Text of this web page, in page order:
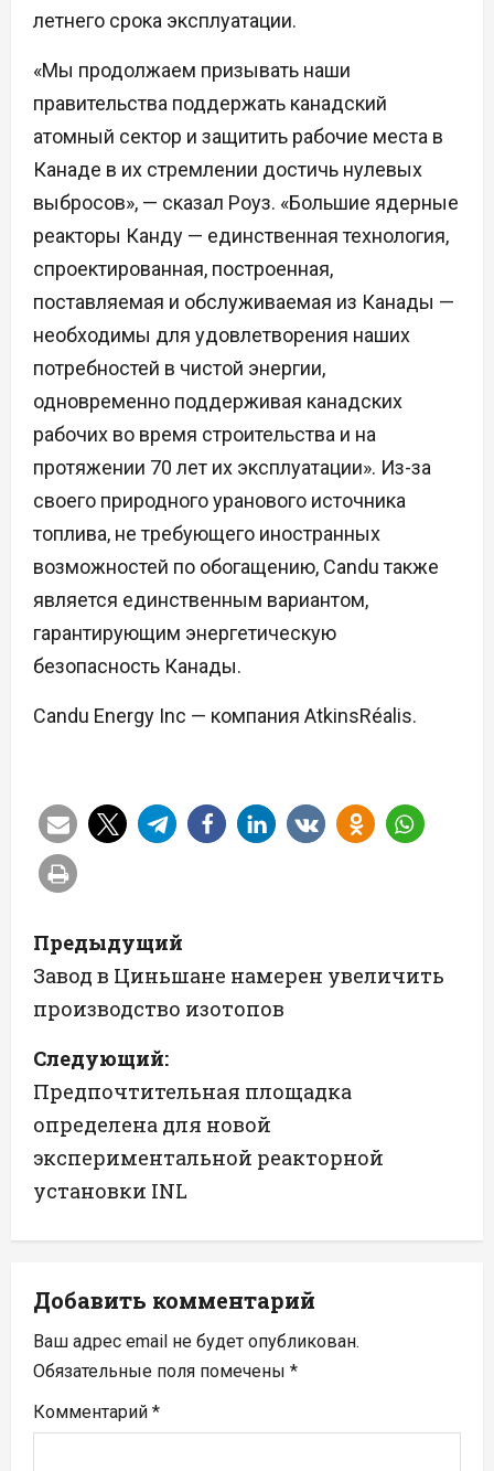
летнего срока эксплуатации.
«Мы продолжаем призывать наши
правительства поддержать канадский
атомный сектор и защитить рабочие места в
Канаде в их стремлении достичь нулевых
выбросов», — сказал Роуз. «Большие ядерные
реакторы Канду — единственная технология,
спроектированная, построенная,
поставляемая и обслуживаемая из Канады —
необходимы для удовлетворения наших
потребностей в чистой энергии,
одновременно поддерживая канадских
рабочих во время строительства и на
протяжении 70 лет их эксплуатации». Из-за
своего природного уранового источника
топлива, не требующего иностранных
возможностей по обогащению, Candu также
является единственным вариантом,
гарантирующим энергетическую
безопасность Канады.
Candu Energy Inc — компания AtkinsRéalis.
Н
а
в
и
г
а
ц
и
я
п
о
з
Предыдущий
Завод в Циньшане намерен увеличить
производство изотопов
Следующий:
Предпочтительная площадка
определена для новой
экспериментальной реакторной
установки INL
Добавить комментарий
Ваш адрес email не будет опубликован.
Обязательные поля помечены *
Комментарий *